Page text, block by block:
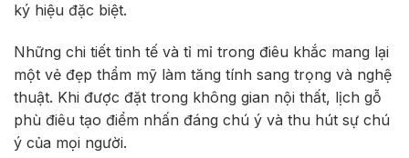
ký hiệu đặc biệt.
Những chi tiết tinh tế và tỉ mỉ trong điêu khắc mang lại
một vẻ đẹp thẩm mỹ làm tăng tính sang trọng và nghệ
thuật. Khi được đặt trong không gian nội thất, lịch gỗ
phù điêu tạo điểm nhấn đáng chú ý và thu hút sự chú
ý của mọi người.